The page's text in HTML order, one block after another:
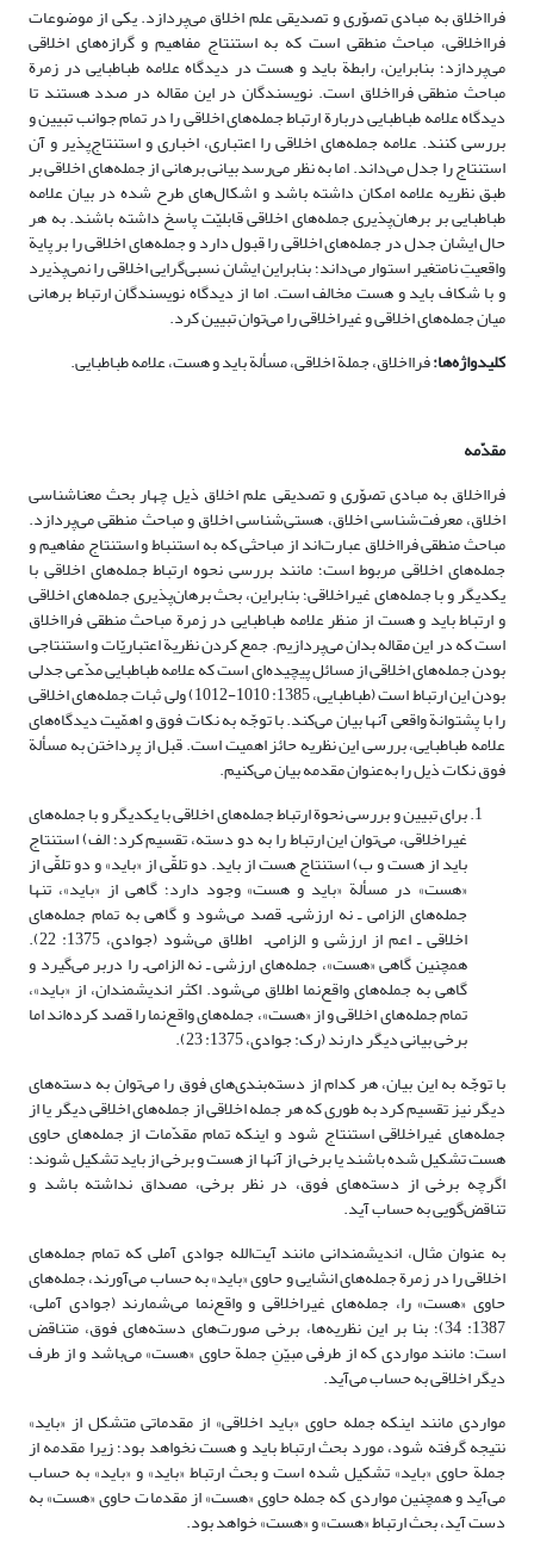
فرااخلاق به مبادی تصوّری و تصدیقی علم اخلاق می‌پردازد. یکی از موضوعات
فرااخلاقی، مباحث منطقی است که به استنتاج مفاهیم و گرازه‌های اخلاقی
می‌پردازد؛ بنابراین، ‌رابطة باید و هست در دیدگاه علامه طباطبایی در زمرة
مباحث منطقی فرااخلاق است. نویسندگان در این مقاله در صدد هستند تا
دیدگاه علامه طباطبایی دربارة ارتباط جمله‌های اخلاقی را در تمام جوانب تبیین و
بررسی کنند. علامه جمله‌های اخلاقی را اعتباری، اخباری و استنتاج‌پذیر و آن
استنتاج را جدل می‌داند. اما به نظر می‌رسد بیانی برهانی از جمله‌های اخلاقی بر
طبق نظریه علامه امکان داشته باشد و اشکال‌های طرح شده در بیان علامه
طباطبایی بر برهان‌پذیری جمله‌های اخلاقی قابلیّت پاسخ داشته باشند. به هر
حال ایشان جدل در جمله‌های اخلاقی را قبول دارد و جمله‌های اخلاقی را بر پایة
واقعیتِ نامتغیر استوار می‌داند؛ بنابراین ایشان نسبی‌گرایی اخلاقی را نمی‌پذیرد
و با شکاف باید و هست مخالف است. اما از دیدگاه نویسندگان ارتباط برهانی
میان جمله‌‌های اخلاقی و غیراخلاقی را می‌توان تبیین کرد.
کلیدواژه‌ها:فرااخلاق، جملة اخلاقی، مسألة باید و هست، علامه طباطبایی.
مقدّمه
فرااخلاق به مبادی تصوّری و تصدیقی علم اخلاق ذیل چهار بحث معناشناسی
اخلاق، معرفت‌شناسی اخلاق، هستی‌شناسی اخلاق و مباحث منطقی می‌پردازد.
مباحث منطقی فرااخلاق عبارت‌اند از مباحثی که به استنباط و استنتاج مفاهیم و
جمله‌های اخلاقی مربوط است؛ مانند بررسی نحوه ارتباط جمله‌های اخلاقی با
یکدیگر و با جمله‌های غیراخلاقی؛ بنابراین، بحث ‌برهان‌پذیری جمله‌های اخلاقی
و ارتباط باید و هست از منظر علامه طباطبایی در زمرة مباحث منطقی فرااخلاق
است که در این مقاله بدان می‌پردازیم. جمع کردن نظریة اعتباریّات و استنتاجی
بودن جمله‌های اخلاقی از مسائل پیچیده‌ای است که علامه طباطبایی مدّعی جدلی
بودن این ارتباط است (طباطبایی، 1385: 1010-1012) ولی ثبات جمله‌های اخلاقی
را با پشتوانة واقعی آنها بیان می‌کند. با توجّه به نکات فوق و اهمّیت دیدگاه‌های
علامه طباطبایی، بررسی این نظریه حائز اهمیت است. قبل از پرداختن به مسألة
فوق نکات ذیل را به‌عنوان مقدمه بیان می‌کنیم.
برای تبیین و بررسی نحوة ارتباط جمله‌های اخلاقی با یکدیگر و با جمله‌های
غیراخلاقی، می‌توان این ارتباط را به دو دسته، تقسیم کرد؛ الف) استنتاج
باید از هست و ب) استنتاج هست از باید. دو تلقّی از «باید» و دو تلقّی از
«هست» در مسألة «باید و هست» وجود دارد؛ گاهی از «باید»، تنها
جمله‌های الزامی ـ‌‌‌‌ نه ارزشی‌ـ قصد می‌شود و گاهی به تمام جمله‌های
اخلاقی ـ اعم از ارزشی و الزامی‌ـ ‌ اطلاق می‌شود (جوادی، 1375: 22).
همچنین گاهی «هست»، جمله‌های ارزشی ـ نه الزامی‌ـ را دربر می‌گیردو
گاهی به جمله‌های واقع‌نما اطلاق می‌شود. اکثر اندیشمندان، از «باید»،
تمام جمله‌های اخلاقی و از «هست»، جمله‌های واقع‌نما را قصد کرده‌اند اما
برخی بیانی دیگر دارند (رک: جوادی، 1375: 23).
با توجّه به این بیان، هر کدام از دسته‌بندی‌های فوق را می‌توان به دسته‌های
دیگر نیز تقسیم کرد به طوری ‌که هر جمله‌ اخلاقی از جمله‌های اخلاقی دیگر یا از
جمله‌های غیراخلاقی استنتاج شود و اینکه تمام مقدّمات از جمله‌های حاوی
هست تشکیل شده باشند یا برخی از آنها از هست و برخی از باید تشکیل شوند؛
اگرچه برخی از دسته‌های فوق، در نظر برخی، مصداق نداشته باشد و
تناقض‌گویی به حساب آید.
به عنوان مثال، اندیشمندانی مانند آیت‌الله جوادی آملی که تمام جمله‌های
اخلاقی را در زمرة جمله‌های‌ انشایی و حاوی «باید» به حساب می‌آورند، جمله‌های
حاوی «هست» را، جمله‌های غیراخلاقی و واقع‌نما می‌شمارند (جوادی آملی،
1387: 34)؛ بنا بر این نظریه‌ها، برخی صورت‌های دسته‌های فوق، متناقض
است؛ مانند مواردی که از طرفی مبیّنِ جملة حاوی «هست» می‌باشد و از طرف
دیگر اخلاقی به حساب می‌آید.
مواردی مانند اینکه جمله‌ حاوی «باید اخلاقی» از مقدماتی متشکل از «باید»
نتیجه گرفته شود، مورد بحث ارتباط باید و هست نخواهد بود؛ زیرا مقدمه از
جملة‌ حاوی «باید» تشکیل شده است و بحث ارتباط «باید» و «باید» به حساب
می‌آید و همچنین مواردی که جمله‌ حاوی «هست» از مقدمات حاوی «هست» به
دست آید، بحث ارتباط «هست» و «هست» خواهد بود.